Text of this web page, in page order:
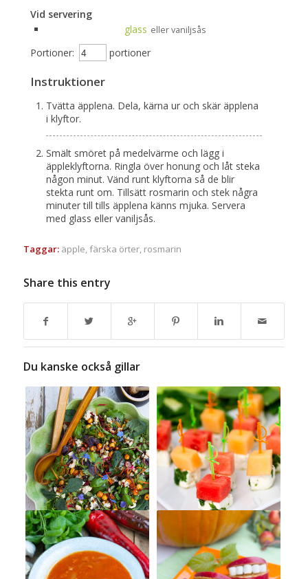
Vid servering
glass eller vaniljsås
Portioner: portioner
Instruktioner
Tvätta äpplena. Dela, kärna ur och skär äpplena
i klyftor.
Smält smöret på medelvärme och lägg i
äppleklyftorna. Ringla över honung och låt steka
någon minut. Vänd runt klyftorna så de blir
stekta runt om. Tillsätt rosmarin och stek några
minuter till tills äpplena känns mjuka. Servera
med glass eller vaniljsås.
Taggar: äpple,färska örter, rosmarin
Share this entry
Du kanske också gillar